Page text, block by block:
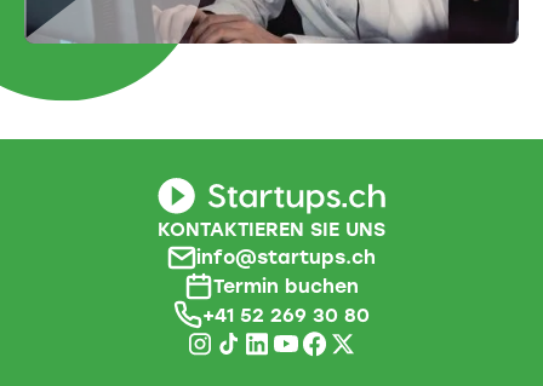
KONTAKTIEREN SIE UNS
info@startups.ch
Termin buchen
+41 52 269 30 80